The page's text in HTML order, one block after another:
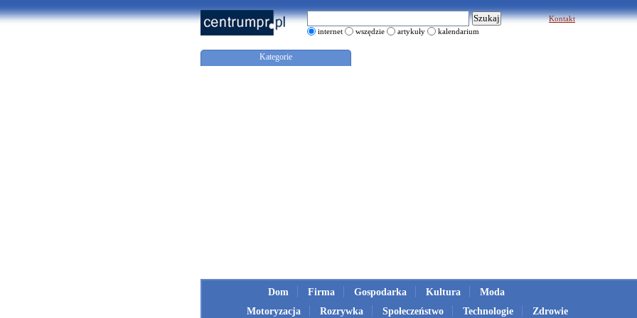
internet wszędzie artykuły kalendarium
Kontakt
Kategorie
Dom Firma Gospodarka Kultura
Moda
Motoryzacja
Rozrywka Społeczeństwo Technologie Zdrowie